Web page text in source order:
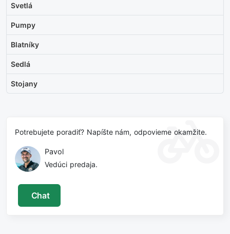
Svetlá
Pumpy
Blatníky
Sedlá
Stojany
Potrebujete poradiť? Napíšte nám, odpovieme okamžite.
Pavol
Vedúci predaja.
Chat